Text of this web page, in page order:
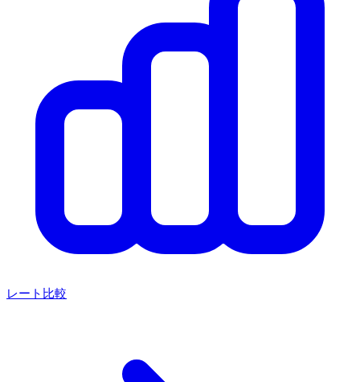
レート比較